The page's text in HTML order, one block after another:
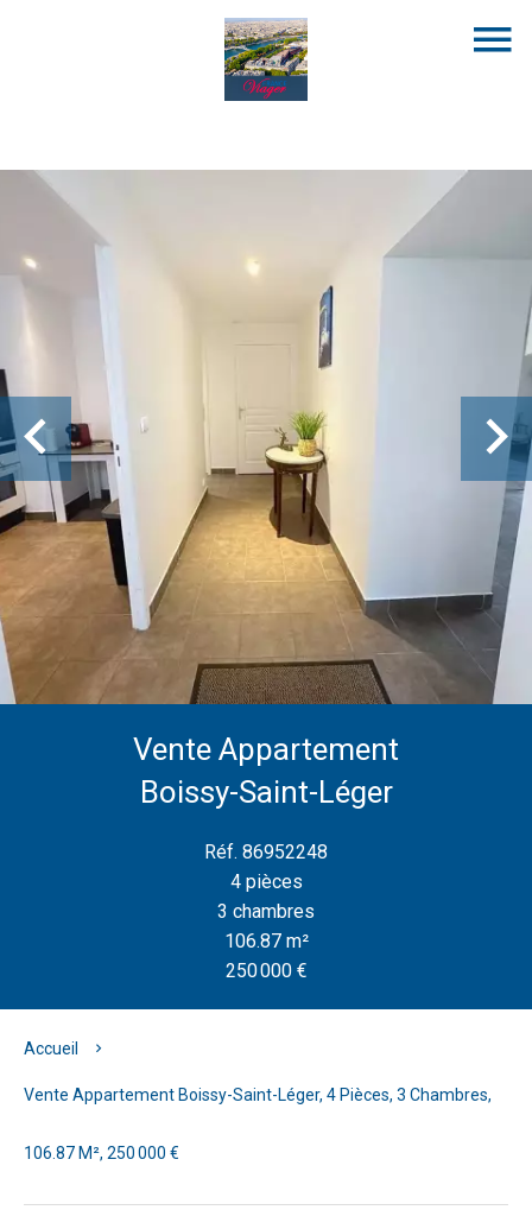
Vente Appartement
Boissy-Saint-Léger
Réf. 86952248
4 pièces
3 chambres
106.87 m²
250 000 €
Accueil
Vente Appartement Boissy-Saint-Léger, 4 Pièces, 3 Chambres,
106.87 M², 250 000 €